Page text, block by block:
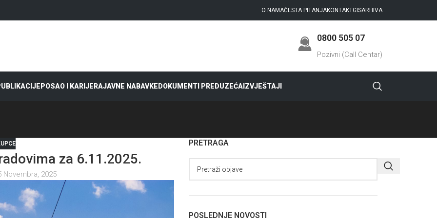
O NAMAČESTA PITANJAKONTAKTGISARHIVA
0800 505 07
Pozivni (Call Centar)
POSAO I KARIJERAJAVNE NABAVKEDOKUMENTI PREDUZEĆAIZVJEŠTAJI
za 6.11.2025.
Novembra, 2025
PRETRAGA
POSLEDNJE NOVOSTI